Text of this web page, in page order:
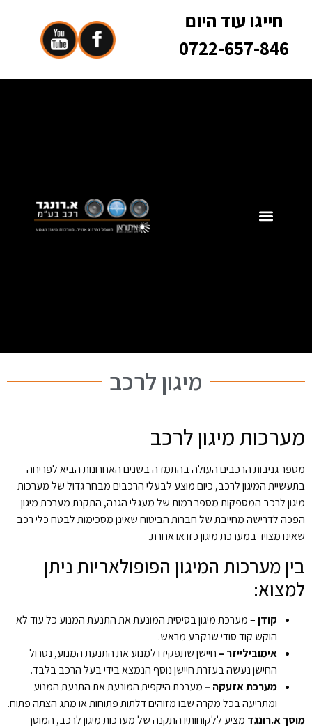
חייגו עוד היום
0722-657-846
מיגון לרכב
מערכות מיגון לרכב
מספר גניבות הרכבים העולה בהתמדה בשנים האחרונות הביא לפריחה
בתעשיית המיגון לרכב, כיום מוצע לבעלי הרכבים מבחר גדול של מערכות
מיגון לרכב המספקות מספר רמות של מעגלי הגנה, התקנת מערכת מיגון
הפכה לדרישה מחייבת של חברות הביטוח שאינן מסכימות לבטח כלי רכב
שאינו מצויד במערכת מיגון כזו או אחרת.
בין מערכות המיגון הפופולאריות ניתן
למצוא:
קודן– מערכת מיגון בסיסית המונעת את התנעת המנוע כל עוד לא
הוקש קוד סודי שנקבע מראש.
אימובילייזר – חיישן שתפקידו למנוע את התנעת המנוע, נטרול
החישן נעשה בעזרת חיישן נוסף הנמצא בידי בעל הרכב בלבד.
מערכת אזעקה – מערכת היקפית המונעת את התנעת המנוע
ומתריעה בכל מקרה שבו מזוהים דלתות פתוחות או מתג הצתה פתוח.
מוסך א.רונגד מציע ללקוחותיו התקנה של מערכות מיגון לרכב, המוסך